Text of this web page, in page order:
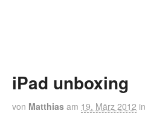
iPad unboxing
von Matthias am 19. März 2012 in